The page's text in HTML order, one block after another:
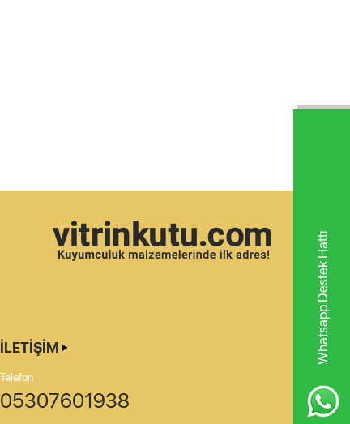
Whatsapp Destek Hattı
İLETIŞIM
Telefon
05307601938